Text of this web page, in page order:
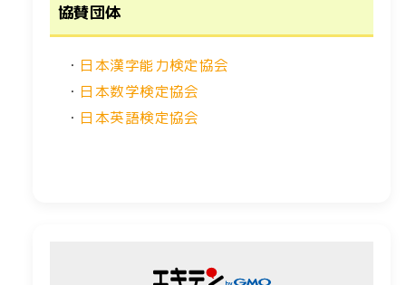
協賛団体
・ 日本漢字能力検定協会
・ 日本数学検定協会
・ 日本英語検定協会